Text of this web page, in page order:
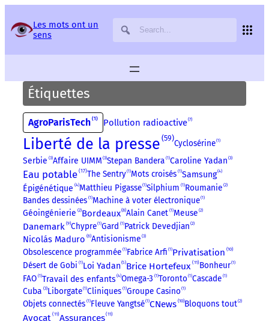
Les mots ont un
sens
Étiquettes
AgroParisTech 1 Pollution radioactive 7
Liberté de la presse 59
Cyclosérine 1
Serbie 3 Affaire UIMM 3 Stepan Bandera 1 Caroline Yadan 3
Eau potable 17 The Sentry 1 Mots croisés 1 Samsung 4
Épigénétique 4 Matthieu Pigasse 1 Silphium 1 Roumanie 2
Bandes dessinées 1 Machine à voter électronique 1
Géoingénierie 2 Bordeaux 8 Alain Canet 1 Meuse 2
Danemark 9 Chypre 1 Gard 1 Patrick Devedjian 2
Nicolás Maduro 6 Antisionisme 3
Obsolescence programmée 1 Fabrice Arfi 1 Privatisation 10
Désert de Gobi 1 Loi Yadan 5 Brice Hortefeux 11 Bonheur 1
FAO 1 Travail des enfants 4 Omega-3 1 Toronto 1 Cascade 1
Cuba 3 Liborgate 1 Cliniques 1 Groupe Casino 1
Objets connectés 1 Fleuve Yangtsé 1 CNews 10 Bloquons tout 2
Avocat 11 Assurances 11
Panneau de gestion des services